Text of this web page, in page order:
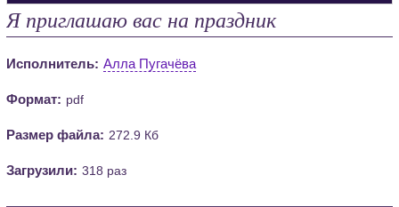
Я приглашаю вас на праздник
Исполнитель: Алла Пугачёва
Формат: pdf
Размер файла: 272.9 Кб
Загрузили: 318 раз